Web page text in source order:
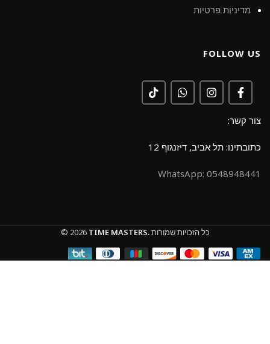
מדיניות פרטיות
FOLLOW US
צור קשר:
כתובתינו: תל אביב, דיזנגוף 12
0548948441 :WhatsApp
© 2026 TIME MASTERS.כל הזכויות שמורות